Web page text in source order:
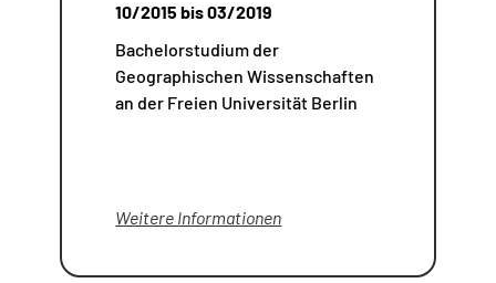
10/2015 bis 03/2019
Bachelorstudium der
Geographischen Wissenschaften
an der Freien Universität Berlin
Weitere Informationen